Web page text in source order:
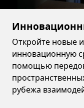
Откройте новые
инновационную
помощью
рубежа